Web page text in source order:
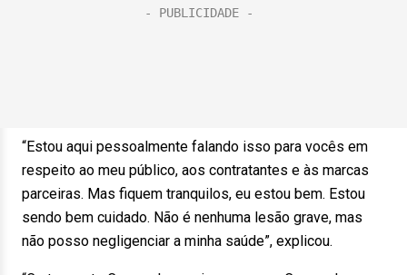
“Estou aqui pessoalmente falando isso para vocês em
respeito ao meu público, aos contratantes e às marcas
parceiras. Mas fiquem tranquilos, eu estou bem. Estou
sendo bem cuidado. Não é nenhuma lesão grave, mas
não posso negligenciar a minha saúde”, explicou.